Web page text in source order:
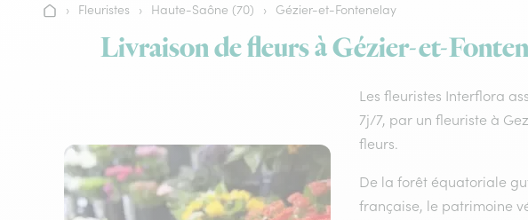
Accueil
› Fleuristes › Haute-Saône (70) › Gézier-et-Fontenelay
Livraison de fleurs à Gézier-et-
Les fleuristes Interflora
7j/7, par un fleuriste à
fleurs.
De la forêt équatoriale
française, le patrimoine